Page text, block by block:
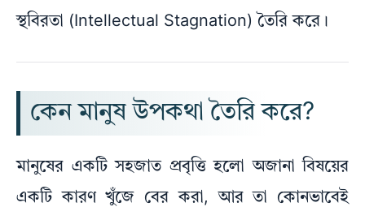
স্থবিরতা (Intellectual Stagnation) তৈরি করে।
কেন মানুষ উপকথা তৈরি করে?
মানুষের একটি সহজাত প্রবৃত্তি হলো অজানা বিষয়ের
একটি কারণ খুঁজে বের করা, আর তা কোনভাবেই